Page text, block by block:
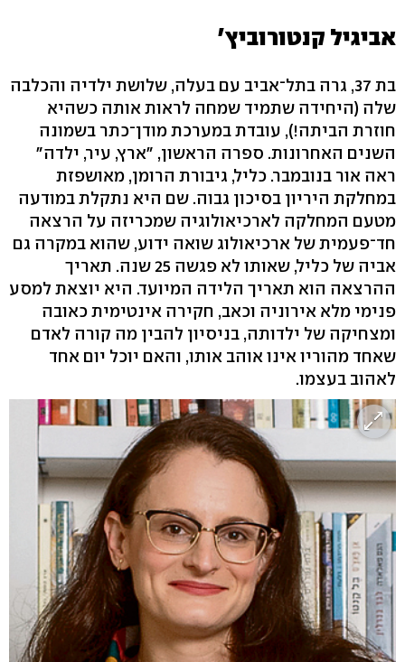
אביגיל קנטורוביץ'
בת 37, גרה בתל־אביב עם בעלה, שלושת ילדיה והכלבה
שלה (היחידה שתמיד שמחה לראות אותה כשהיא
חוזרת הביתה!), עובדת במערכת מודן־כתר בשמונה
השנים האחרונות. ספרה הראשון, "ארץ, עיר, ילדה"
ראה אור בנובמבר. כליל, גיבורת הרומן, מאושפזת
במחלקת היריון בסיכון גבוה. שם היא נתקלת במודעה
מטעם המחלקה לארכיאולוגיה שמכריזה על הרצאה
חד־פעמית של ארכיאולוג שואה ידוע, שהוא במקרה גם
אביה של כליל, שאותו לא פגשה 25 שנה. תאריך
ההרצאה הוא תאריך הלידה המיועד. היא יוצאת למסע
פנימי מלא אירוניה וכאב, חקירה אינטימית כאובה
ומצחיקה של ילדותה, בניסיון להבין מה קורה לאדם
שאחד מהוריו אינו אוהב אותו, והאם יוכל יום אחד
לאהוב בעצמו.